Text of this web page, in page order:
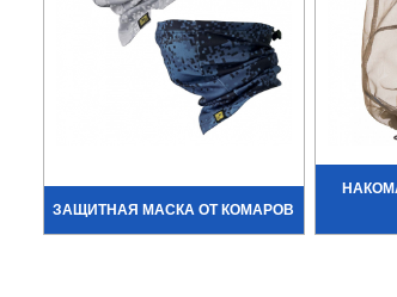
ЗАЩИТНАЯ МАСКА ОТ КОМАРОВ